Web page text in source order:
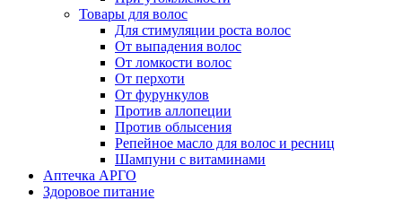
Товары для волос
Для стимуляции роста волос
От выпадения волос
От ломкости волос
От перхоти
От фурункулов
Против аллопеции
Против облысения
Репейное масло для волос и ресниц
Шампуни с витаминами
Аптечка АРГО
Здоровое питание